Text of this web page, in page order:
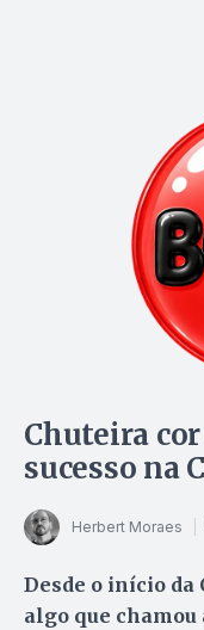
Chuteira
sucesso na
Herbert Moraes
Desde o início da
algo que chamou